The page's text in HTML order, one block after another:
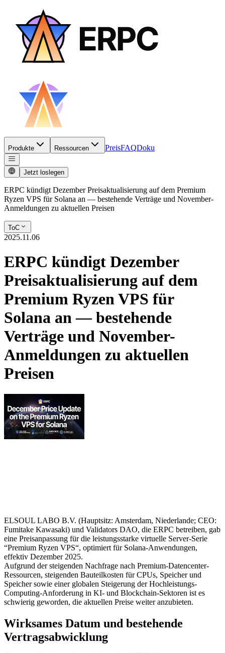
Produkte Ressourcen PreisFAQDoku
Jetzt loslegen
ERPC kündigt Dezember Preisaktualisierung auf dem Premium
Ryzen VPS für Solana an — bestehende Verträge und November-
Anmeldungen zu aktuellen Preisen
ToC
2025.11.06
ERPC kündigt Dezember
Preisaktualisierung auf dem
Premium Ryzen VPS für
Solana an — bestehende
Verträge und November-
Anmeldungen zu aktuellen
Preisen
ELSOUL LABO B.V. (Hauptsitz: Amsterdam, Niederlande; CEO:
Fumitake Kawasaki) und Validators DAO, die ERPC betreiben, gab
eine Preisanpassung für die leistungsstarke virtuelle Server-Serie
“Premium Ryzen VPS“, optimiert für Solana-Anwendungen,
effektiv Dezember 2025.
Aufgrund der steigenden Nachfrage nach Premium-Datencenter-
Ressourcen, steigenden Bauteilkosten für CPUs, Speicher und
Speicher sowie einer globalen Steigerung der Hochleistungs-
Computing-Anforderung in KI- und Blockchain-Sektoren ist es
schwierig geworden, die aktuellen Preise weiter anzubieten.
Wirksames Datum und bestehende
Vertragsabwicklung